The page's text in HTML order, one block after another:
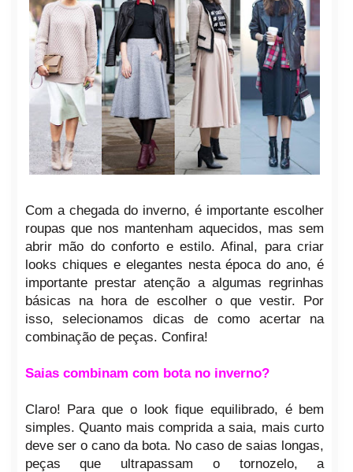
Com a chegada do inverno, é importante escolher
roupas que nos mantenham aquecidos, mas sem
abrir mão do conforto e estilo. Afinal, para criar
looks chiques e elegantes nesta época do ano, é
importante prestar atenção a algumas regrinhas
básicas na hora de escolher o que vestir. Por
isso, selecionamos dicas de como acertar na
combinação de peças. Confira!
Saias combinam com bota no inverno?
Claro! Para que o look fique equilibrado, é bem
simples. Quanto mais comprida a saia, mais curto
deve ser o cano da bota. No caso de saias longas,
peças que ultrapassam o tornozelo, a